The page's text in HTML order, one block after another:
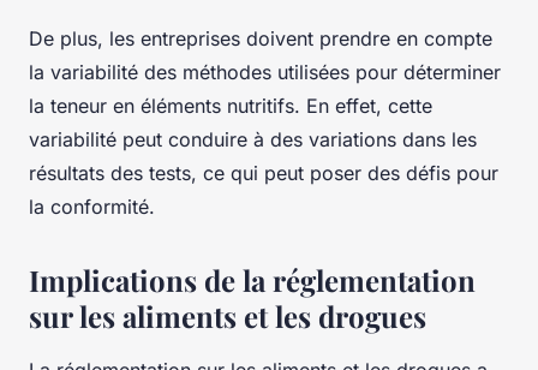
De plus, les entreprises doivent prendre en compte
la variabilité des méthodes utilisées pour déterminer
la teneur en éléments nutritifs. En effet, cette
variabilité peut conduire à des variations dans les
résultats des tests, ce qui peut poser des défis pour
la conformité.
Implications de la réglementation
sur les aliments et les drogues